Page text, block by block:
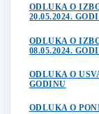
ODLUKA O
20.05.2024.
ODLUKA O
08.05.2024.
ODLUKA O
GODINU
ODLUKA O